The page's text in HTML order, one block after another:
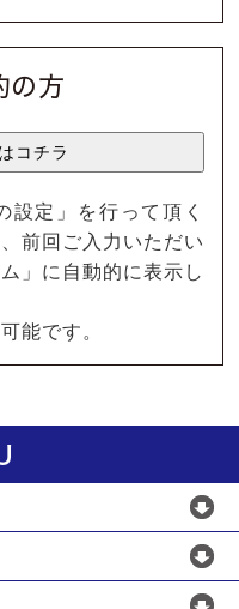
の方
設定」を行って頂く
前回ご入力いただい
」に自動的に表示し
能です。